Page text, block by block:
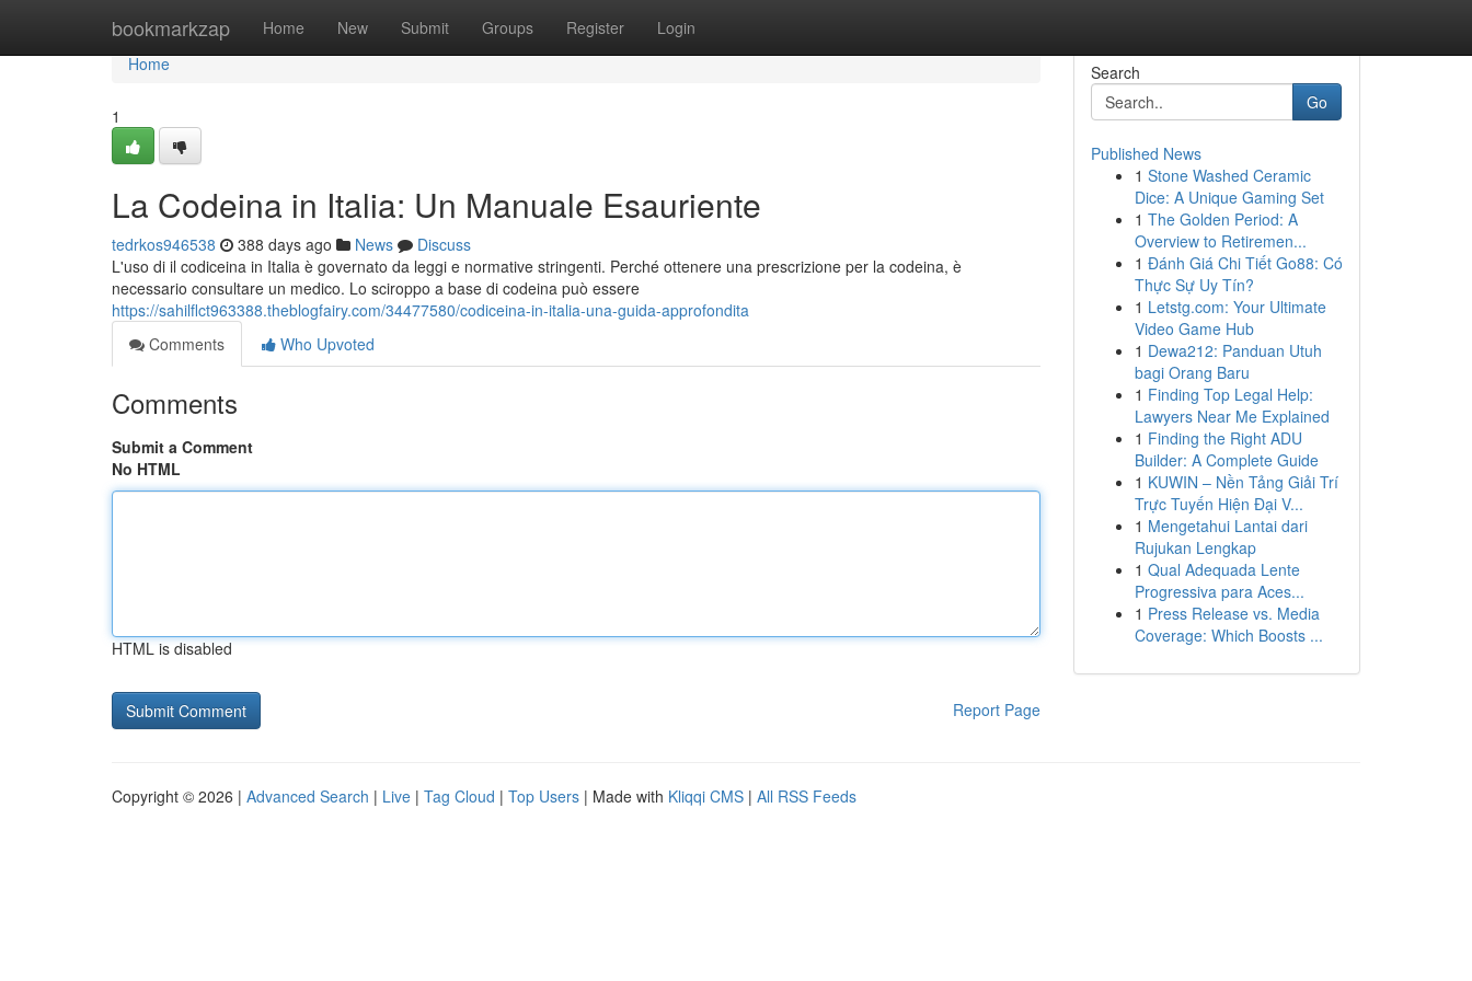
bookmarkzap Home New Submit Groups Register Login
Home
Home
1
La Codeina in Italia: Un Manuale Esauriente
tedrkos946538 388 days ago News
Discuss
L'uso di il codiceina in Italia è governato da leggi e normative stringenti. Perché ottenere una prescrizione per la codeina, è
necessario consultare un medico. Lo sciroppo a base di codeina può essere
https://sahilflct963388.theblogfairy.com/34477580/codiceina-in-italia-una-guida-approfondita
Comments
Who Upvoted
Comments
Submit a Comment
No HTML
HTML is disabled
Report Page
Search
Go
Published News
1 Stone Washed Ceramic
Dice: A Unique Gaming Set
1 The Golden Period: A
Overview to Retiremen...
1 Đánh Giá Chi Tiết Go88: Có
Thực Sự Uy Tín?
1 Letstg.com: Your Ultimate
Video Game Hub
1 Dewa212: Panduan Utuh
bagi Orang Baru
1 Finding Top Legal Help:
Lawyers Near Me Explained
1 Finding the Right ADU
Builder: A Complete Guide
1 KUWIN – Nền Tảng Giải Trí
Trực Tuyến Hiện Đại V...
1 Mengetahui Lantai dari
Rujukan Lengkap
1 Qual Adequada Lente
Progressiva para Aces...
1 Press Release vs. Media
Coverage: Which Boosts ...
Copyright © 2026 | Advanced Search | Live | Tag Cloud | Top Users | Made with Kliqqi CMS | All RSS Feeds